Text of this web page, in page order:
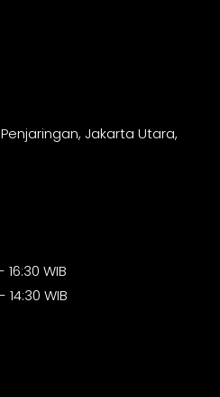
Jakarta Utara,
WIB
WIB